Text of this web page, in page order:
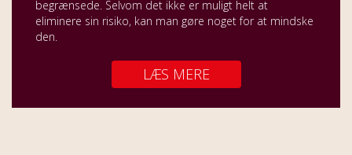
begrænsede. Selvom det ikke er muligt helt at
eliminere sin risiko, kan man gøre noget for at mindske
den.
LÆS MERE